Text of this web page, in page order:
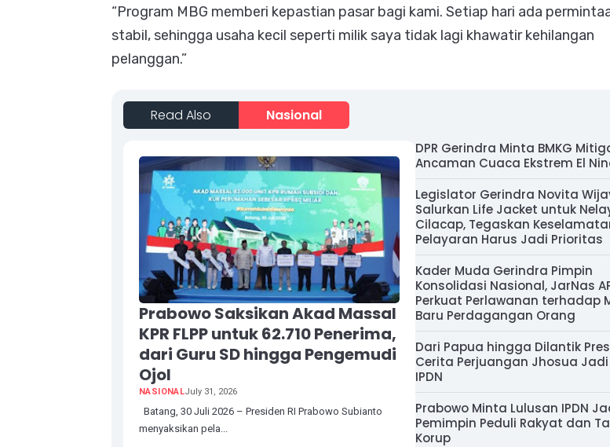
“Program MBG memberi kepastian pasar bagi kami. Setiap hari ada
stabil, sehingga usaha kecil seperti milik saya tidak lagi khawatir kehilangan
pelanggan.”
Read Also Nasional
Prabowo Saksikan Akad Massal
KPR FLPP untuk 62.710 Penerima,
dari Guru SD hingga Pengemudi
Ojol
NASIONALJuly 31, 2026
Batang, 30 Juli 2026 – Presiden RI Prabowo Subianto
menyaksikan pela...
DPR Gerindra Minta BMKG
Ancaman Cuaca Ekstrem El
Legislator Gerindra Novita
Salurkan Life Jacket untuk
Cilacap, Tegaskan
Pelayaran Harus Jadi Prioritas
Kader Muda Gerindra Pimpin
Konsolidasi Nasional, JarNas
Perkuat Perlawanan terhadap
Baru Perdagangan Orang
Dari Papua hingga Dilantik
Cerita Perjuangan Jhosua
IPDN
Prabowo Minta Lulusan IPDN
Pemimpin Peduli Rakyat dan
Korup